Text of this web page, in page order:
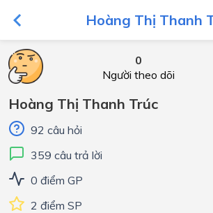
Hoàng Thị Thanh
0
Người theo dõi
Hoàng Thị Thanh Trúc
92 câu hỏi
359 câu trả lời
0 điểm GP
2 điểm SP